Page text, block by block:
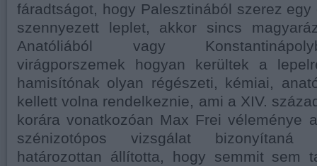
fáradtságot, hogy Palesztinából szerez
szennyezett leplet, akkor sincs
Anatóliából vagy
virágporszemek hogyan kerültek a
hamisítónak olyan régészeti, kémiai,
kellett volna rendelkeznie, ami a XIV.
korára vonatkozóan Max Frei véleménye
szénizotópos vizsgálat bizonyítaná
határozottan állította, hogy semmit sem